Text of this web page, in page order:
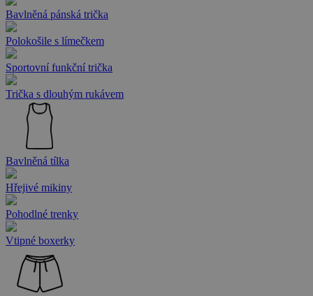
Bavlněná pánská trička
Polokošile s límečkem
Sportovní funkční trička
Trička s dlouhým rukávem
Bavlněná tílka
Hřejivé mikiny
Pohodlné trenky
Vtipné boxerky